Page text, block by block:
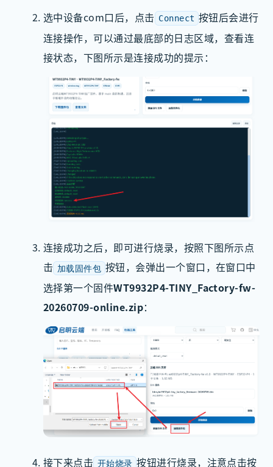
选中设备com口后，点击 Connect 按钮后会进行
连接操作，可以通过最底部的日志区域，查看连
接状态，下图所示是连接成功的提示：
连接成功之后，即可进行烧录，按照下图所示点
击 加载固件包 按钮，会弹出一个窗口，在窗口中
选择第一个固件WT9932P4-TINY_Factory-fw-
20260709-online.zip：
接下来点击 开始烧录 按钮进行烧录，注意点击按